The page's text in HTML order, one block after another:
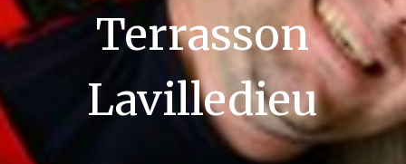
Terrasson
Lavilledieu